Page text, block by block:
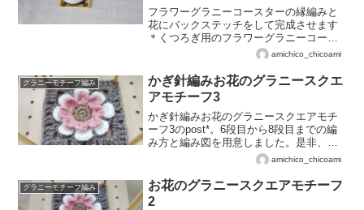
フラワーグラニーコースターの縁編みと
花にバックステッチをして完成させます
＊くつろぎ用のフラワーグラニーコース
amichico_chicoami
グラニーモチーフ編み
かぎ針編みお花のグラニースクエ
アモチーフ3
かぎ針編みお花のグラニースクエアモチ
ーフ3のpost*。6段目から8段目までの編
み方と編み図を用意しました。是非、ご
amichico_chicoami
グラニーモチーフ編み
お花のグラニースクエアモチーフ
2